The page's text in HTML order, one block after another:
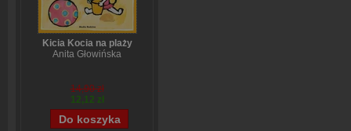
Kicia Kocia na plaży
Anita Głowińska
14,90 zł
12,12 zł